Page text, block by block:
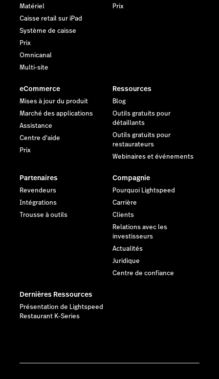
Matériel
Caisse retail sur iPad
Système de caisse
Prix
Omnicanal
Multi-site
Prix
eCommerce
Mises à jour du produit
Marché des applications
Assistance
Centre d'aide
Prix
Ressources
Blog
Outils gratuits pour
détaillants
Outils gratuits pour
restaurateurs
Webinaires et événements
Partenaires
Revendeurs
Intégrations
Trousse à outils
Compagnie
Pourquoi Lightspeed
Carrière
Clients
Relations avec les
investisseurs
Actualités
Juridique
Centre de confiance
Dernières Ressources
Présentation de Lightspeed
Restaurant K-Series